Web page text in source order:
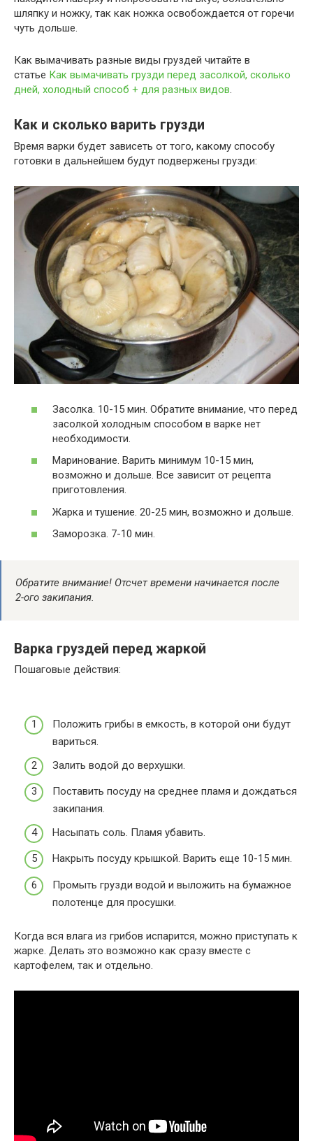
шляпку и ножку, так как ножка освобождается от горечи
чуть дольше.
Как вымачивать разные виды груздей читайте в
статье Как вымачивать грузди перед засолкой, сколько
дней, холодный способ + для разных видов.
Как и сколько варить грузди
Время варки будет зависеть от того, какому способу
готовки в дальнейшем будут подвержены грузди:
Засолка. 10-15 мин. Обратите внимание, что перед
засолкой холодным способом в варке нет
необходимости.
Маринование. Варить минимум 10-15 мин,
возможно и дольше. Все зависит от рецепта
приготовления.
Жарка и тушение. 20-25 мин, возможно и дольше.
Заморозка. 7-10 мин.
Обратите внимание! Отсчет времени начинается после
2-ого закипания.
Варка груздей перед жаркой
Пошаговые действия:
Положить грибы в емкость, в которой они будут
вариться.
Залить водой до верхушки.
Поставить посуду на среднее пламя и дождаться
закипания.
Насыпать соль. Пламя убавить.
Накрыть посуду крышкой. Варить еще 10-15 мин.
Промыть грузди водой и выложить на бумажное
полотенце для просушки.
Когда вся влага из грибов испарится, можно приступать к
жарке. Делать это возможно как сразу вместе с
картофелем, так и отдельно.